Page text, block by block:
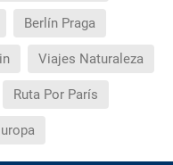
Berlín Praga
Viajes Naturaleza
Ruta Por París